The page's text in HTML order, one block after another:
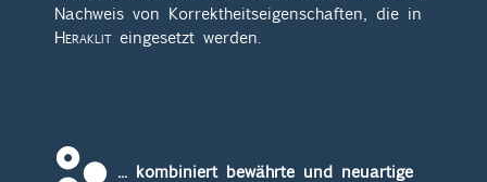
Nachweis von Korrektheitseigenschaften, die in
Herakliteingesetzt werden.
... kombiniert bewährte und neuartige